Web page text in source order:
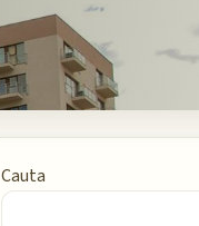
Cauta